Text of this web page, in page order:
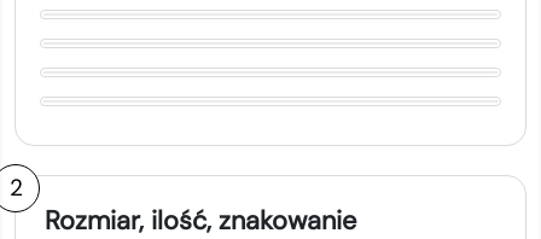
2
Rozmiar, ilość, znakowanie